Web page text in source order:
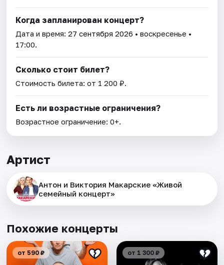
Когда запланирован концерт?
Дата и время:27 сентября 2026 • воскресенье •
17:00.
Сколько стоит билет?
Стоимость билета: от 1 200 ₽.
Есть ли возрастные ограничения?
Возрастное ограничение: 0+.
Артист
Антон и Виктория Макарские «Живой
семейный концерт»
Похожие концерты
от 590 ₽ от 1 300 ₽